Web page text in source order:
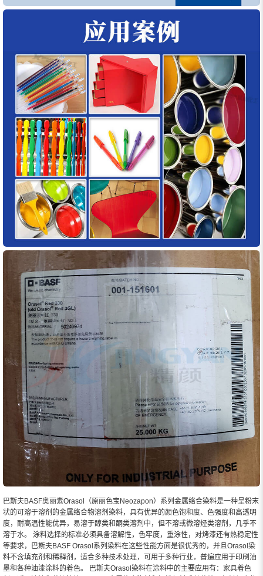
巴斯夫BASF奥丽素Orasol（原丽色宝Neozapon）系列金属络合染料是一种呈粉末
状的可溶于溶剂的金属络合物溶剂染料，具有优异的颜色饱和度、色强度和高透明
度，耐高温性能优异，易溶于醇类和酮类溶剂中，但不溶或微溶烃类溶剂，几乎不
溶于水。 涂料选择的标准必须具备溶解性，色牢度，重涂性，对烤漆还有热稳定性
等要求，巴斯夫BASF Orasol系列染料在这些性能方面是很优秀的，并且Orasol染
料不含填充剂和稀释剂，适合多种技术处理，可用于多种行业，普遍应用于印刷油
墨和各种油漆涂料的着色。 巴斯夫Orasol染料在涂料中的主要应用有：家具着色